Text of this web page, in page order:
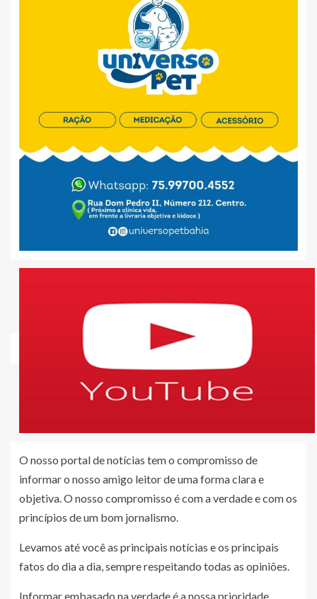
O nosso portal de notícias tem o compromisso de
informar o nosso amigo leitor de uma forma clara e
objetiva. O nosso compromisso é com a verdade e com os
princípios de um bom jornalismo.
Levamos até você as principais notícias e os principais
fatos do dia a dia, sempre respeitando todas as opiniões.
Informar embasado na verdade é a nossa prioridade.